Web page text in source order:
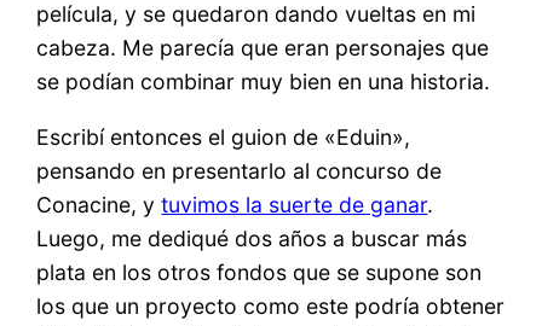
película, y se quedaron dando vueltas en mi
cabeza. Me parecía que eran personajes que
se podían combinar muy bien en una historia.
Escribí entonces el guion de «Eduin»,
pensando en presentarlo al concurso de
Conacine, ytuvimos la suerte de ganar.
Luego, me dediqué dos años a buscar más
plata en los otros fondos que se supone son
los que un proyecto como este podría obtener